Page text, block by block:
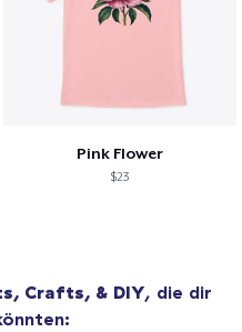
Pink Flower
$23
Crafts, & DIY, die dir